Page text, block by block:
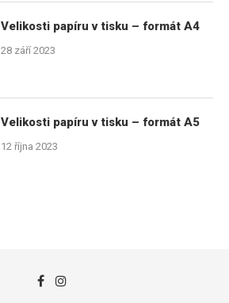
Velikosti papíru v tisku – formát A4
28 září 2023
Velikosti papíru v tisku – formát A5
12 října 2023